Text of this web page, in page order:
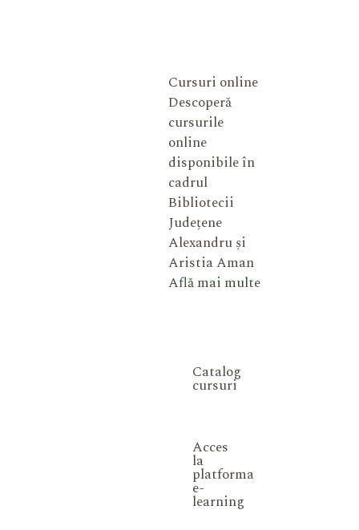
Cursuri online
Descoperă
cursurile
online
disponibile în
cadrul
Bibliotecii
Județene
Alexandru și
Aristia Aman
Află mai multe
Catalog
cursuri
Acces
la
platforma
e-
learning